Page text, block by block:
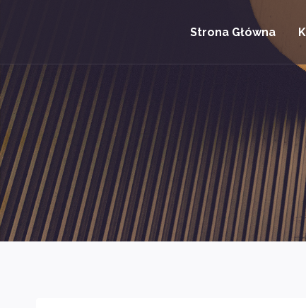
Strona Główna